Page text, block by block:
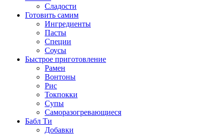
Сладости
Готовить самим
Ингредиенты
Пасты
Специи
Соусы
Быстрое приготовление
Рамен
Вонтоны
Рис
Токпокки
Супы
Саморазогревающиеся
Бабл Ти
Добавки